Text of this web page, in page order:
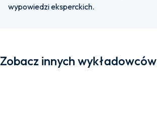
wypowiedzi eksperckich.
Zobacz innych wykładowców